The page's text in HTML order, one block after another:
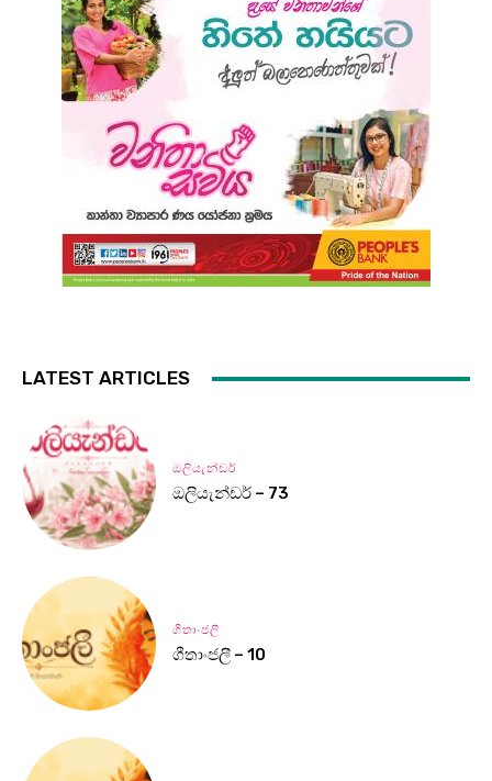
LATEST ARTICLES
ඔලියැන්ඩර්
ඔලියැන්ඩර් – 73
ගීතාංජලී
ගීතාංජලී – 10